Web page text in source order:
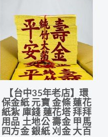
【台中35年老店】環
保金紙 元寶 金條 蓮花
紙紮 庫錢 蓮花塔 拜拜
用品 土地公 壽金 甲馬
四方金 銀紙 刈金 大百